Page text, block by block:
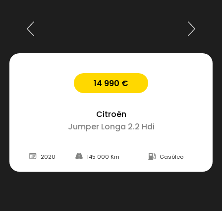
14 990 €
Citroën
Jumper Longa 2.2 Hdi
2020 145 000 Km Gasóleo